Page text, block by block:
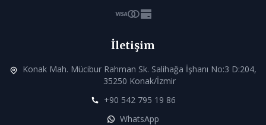
İletişim
Konak Mah. Mücibur Rahman Sk. Salihağa İşhanı No:3 D:204,
35250 Konak/İzmir
+90 542 795 19 86
WhatsApp